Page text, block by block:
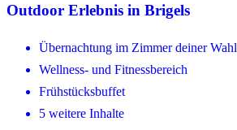
Outdoor Erlebnis in Brigels
Übernachtung im Zimmer deiner Wahl
Wellness- und Fitnessbereich
Frühstücksbuffet
5 weitere Inhalte